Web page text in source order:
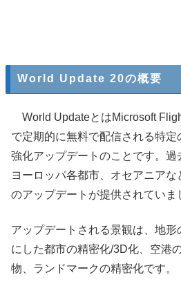
World Update 20の概要
World UpdateとはMicrosoft
で定期的に無料で配信される特
強化アップデートのことです。過
ヨーロッパ各都市、オセアニア
のアップデートが提供されていま
アップデートされる景観は、地
にした都市の精密化/3D化、空港
物、ランドマークの精密化です。